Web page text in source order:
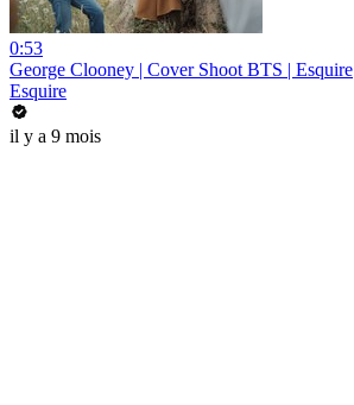
0:53
George Clooney | Cover Shoot BTS | Esquire
Esquire
il y a 9 mois